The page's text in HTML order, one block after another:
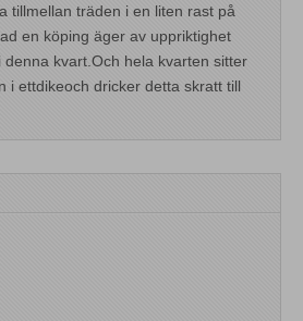
tillmellan träden i en liten rast på
en köping äger av uppriktighet
kvart.Och hela kvarten sitter
i ettdikeoch dricker detta skratt till